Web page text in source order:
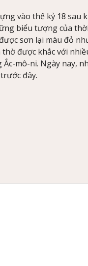
vào thế kỷ 18 sau
biểu tượng của
sơn lại màu đỏ
được khắc với
mô-ni. Ngày nay,
đây.